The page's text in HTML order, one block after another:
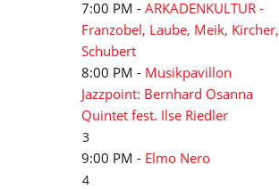
7:00 PM - ARKADENKULTUR -
Franzobel, Laube, Meik, Kircher,
Schubert
8:00 PM - Musikpavillon
Jazzpoint: Bernhard Osanna
Quintet fest. Ilse Riedler
3
9:00 PM - Elmo Nero
4